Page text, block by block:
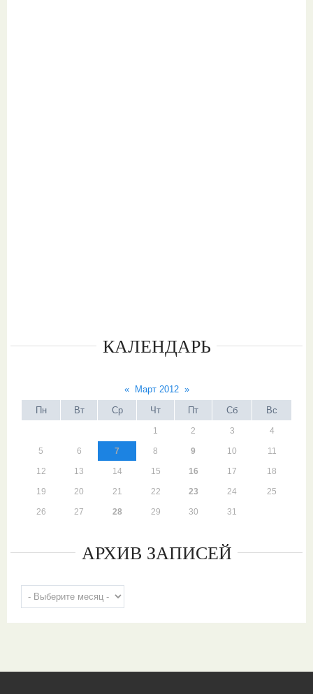
КАЛЕНДАРЬ
« Март 2012 »
Пн
Вт Ср Чт Пт Сб Вс
1 2 3 4
5 6 7 8 9 10 11
12 13 14 15 16 17 18
19 20 21 22 23 24 25
26 27 28 29 30 31
АРХИВ ЗАПИСЕЙ